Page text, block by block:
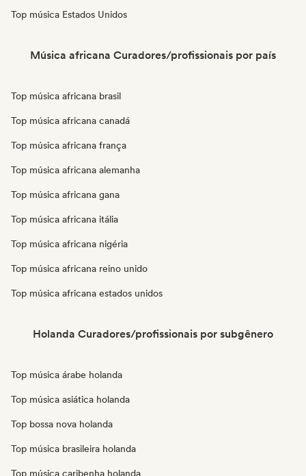
Top música Estados Unidos
Música africana Curadores/profissionais por país
Top música africana brasil
Top música africana canadá
Top música africana frança
Top música africana alemanha
Top música africana gana
Top música africana itália
Top música africana nigéria
Top música africana reino unido
Top música africana estados unidos
Holanda Curadores/profissionais por subgênero
Top música árabe holanda
Top música asiática holanda
Top bossa nova holanda
Top música brasileira holanda
Top música caribenha holanda